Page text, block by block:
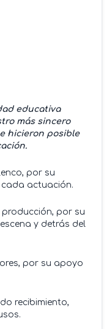
educativa
más sincero
hicieron posible
por su
actuación.
producción, por su
y detrás del
por su apoyo
recibimiento,